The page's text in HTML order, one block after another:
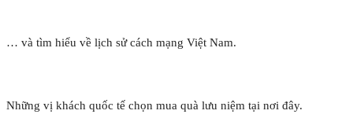
… và tìm hiểu về lịch sử cách mạng Việt Nam.
Những vị khách quốc tế chọn mua quà lưu niệm tại nơi đây.